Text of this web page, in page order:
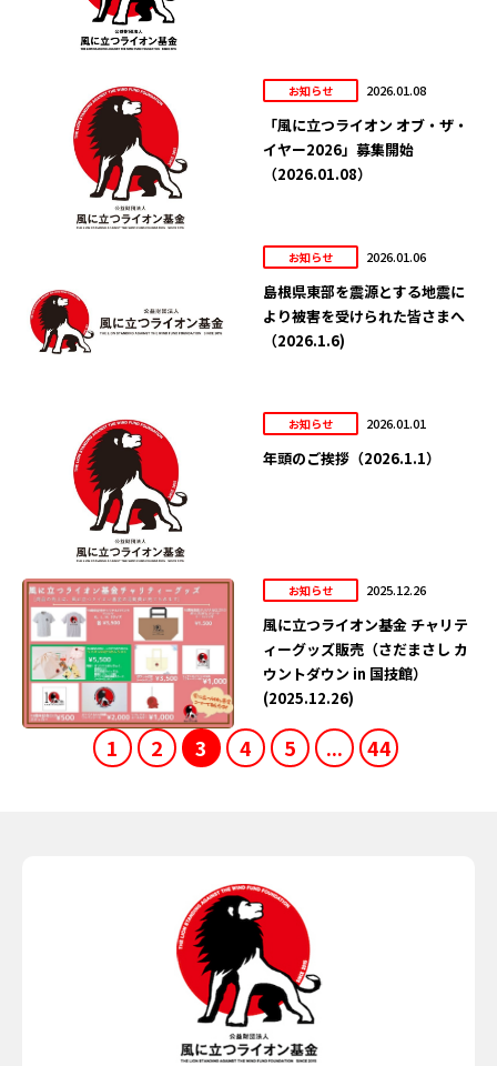
お知らせ 2026.01.08
「風に立つライオン オブ・ザ・
イヤー2026」募集開始
（2026.01.08）
お知らせ 2026.01.06
島根県東部を震源とする地震に
より被害を受けられた皆さまへ
（2026.1.6)
お知らせ 2026.01.01
年頭のご挨拶（2026.1.1）
お知らせ 2025.12.26
風に立つライオン基金 チャリテ
ィーグッズ販売（さだまさし カ
ウントダウン in 国技館）
(2025.12.26)
1 2 3 4 5 ... 44